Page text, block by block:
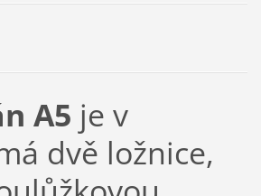
A5 je v
dvě ložnice,